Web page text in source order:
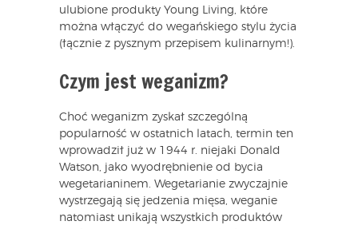
ulubione produkty Young Living, które
można włączyć do wegańskiego stylu życia
(łącznie z pysznym przepisem kulinarnym!).
Czym jest weganizm?
Choć weganizm zyskał szczególną
popularność w ostatnich latach, termin ten
wprowadził już w 1944 r. niejaki Donald
Watson, jako wyodrębnienie od bycia
wegetarianinem. Wegetarianie zwyczajnie
wystrzegają się jedzenia mięsa, weganie
natomiast unikają wszystkich produktów